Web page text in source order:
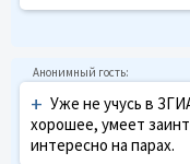
+ Уже не учусь в
хорошее, умеет
интересно на парах.